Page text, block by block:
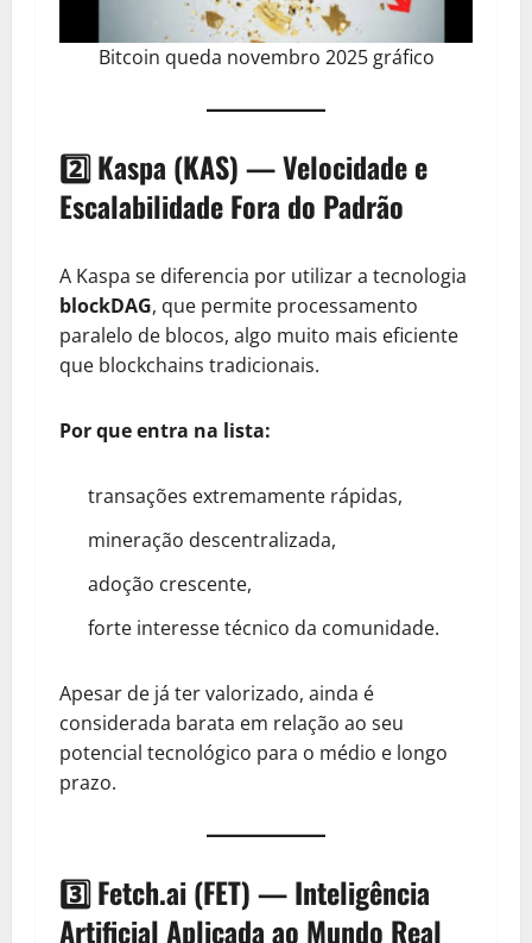
Bitcoin queda novembro 2025 gráfico
2️⃣ Kaspa (KAS) — Velocidade e
Escalabilidade Fora do Padrão
A Kaspa se diferencia por utilizar a tecnologia
blockDAG, que permite processamento
paralelo de blocos, algo muito mais eficiente
que blockchains tradicionais.
Por que entra na lista:
transações extremamente rápidas,
mineração descentralizada,
adoção crescente,
forte interesse técnico da comunidade.
Apesar de já ter valorizado, ainda é
considerada barata em relação ao seu
potencial tecnológico para o médio e longo
prazo.
3️⃣ Fetch.ai (FET) — Inteligência
Artificial Aplicada ao Mundo Real